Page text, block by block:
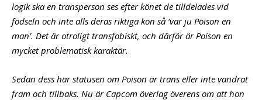
logik ska en transperson ses efter könet de tilldelades vid
födseln och inte alls deras riktiga kön så ’var ju Poison en
man’. Det är otroligt transfobiskt, och därför är Poison en
mycket problematisk karaktär.
Sedan dess har statusen om Poison är trans eller inte vandrat
fram och tillbaks. Nu är Capcom överlag överens om att hon